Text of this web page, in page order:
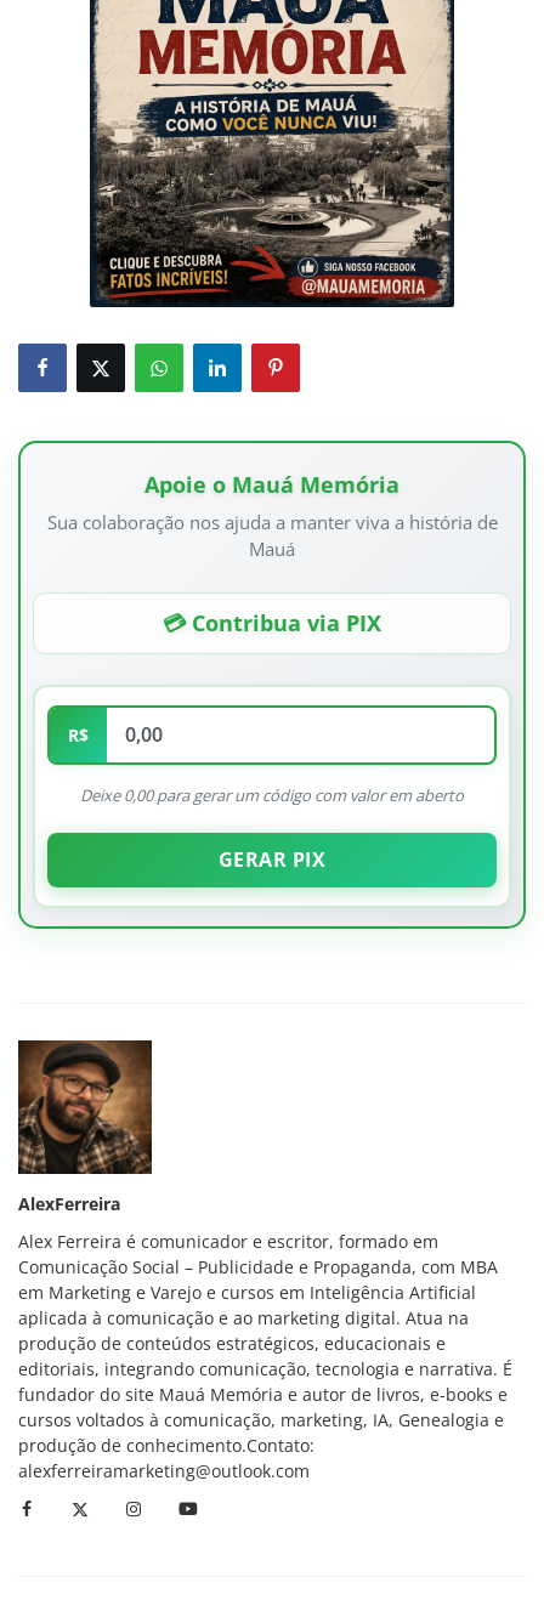
Apoie o Mauá Memória
Sua colaboração nos ajuda a manter viva a história de
Mauá
💳 Contribua via PIX
R$
Deixe 0,00 para gerar um código com valor em aberto
GERAR PIX
AlexFerreira
Alex Ferreira é comunicador e escritor, formado em
Comunicação Social – Publicidade e Propaganda, com MBA
em Marketing e Varejo e cursos em Inteligência Artificial
aplicada à comunicação e ao marketing digital. Atua na
produção de conteúdos estratégicos, educacionais e
editoriais, integrando comunicação, tecnologia e narrativa. É
fundador do site Mauá Memória e autor de livros, e-books e
cursos voltados à comunicação, marketing, IA, Genealogia e
produção de conhecimento.Contato:
alexferreiramarketing@outlook.com